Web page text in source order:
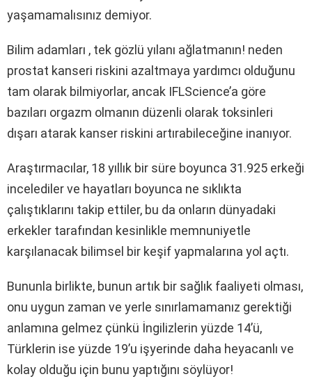
yaşamamalısınız demiyor.
Bilim adamları , tek gözlü yılanı ağlatmanın! neden
prostat kanseri riskini azaltmaya yardımcı olduğunu
tam olarak bilmiyorlar, ancak IFLScience’a göre
bazıları orgazm olmanın düzenli olarak toksinleri
dışarı atarak kanser riskini artırabileceğine inanıyor.
Araştırmacılar, 18 yıllık bir süre boyunca 31.925 erkeği
incelediler ve hayatları boyunca ne sıklıkta
çalıştıklarını takip ettiler, bu da onların dünyadaki
erkekler tarafından kesinlikle memnuniyetle
karşılanacak bilimsel bir keşif yapmalarına yol açtı.
Bununla birlikte, bunun artık bir sağlık faaliyeti olması,
onu uygun zaman ve yerle sınırlamamanız gerektiği
anlamına gelmez çünkü İngilizlerin yüzde 14’ü,
Türklerin ise yüzde 19’u işyerinde daha heyacanlı ve
kolay olduğu için bunu yaptığını söylüyor!